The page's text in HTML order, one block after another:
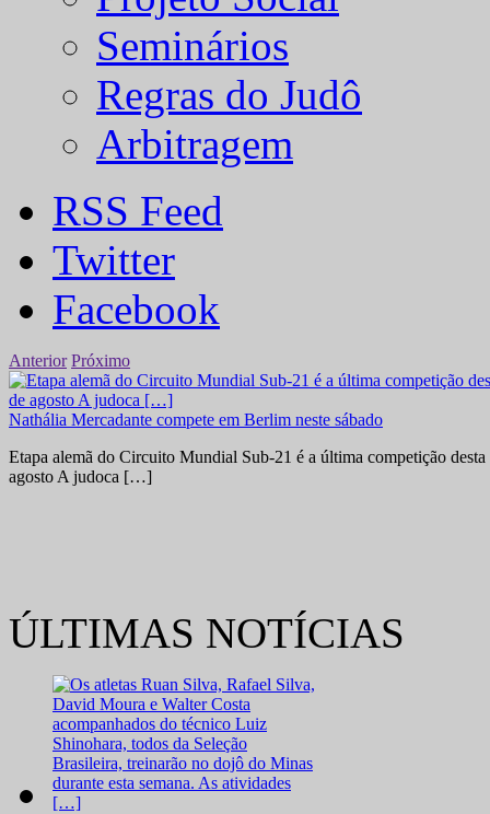
Seminários
Regras do Judô
Arbitragem
RSS Feed
Twitter
Facebook
Anterior Próximo
Nathália Mercadante compete em Berlim neste sábado
Etapa alemã do Circuito Mundial Sub-21 é a última competição
agosto A judoca […]
ÚLTIMAS NOTÍCIAS